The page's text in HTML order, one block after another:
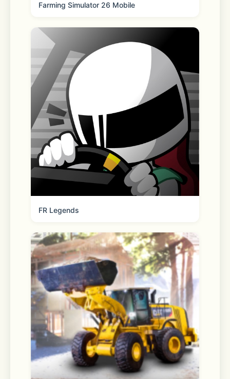
《暖暖环游世界》首创正统换装玩法与
RPG的完美融合！在环游世界的过程中不
断结识新朋友，挑战新关卡，寻找谜题的
答案，体验充满乐趣的剧情！接连不断的
任务关卡，暖暖必须要穿出合适的搭配才
能够继续前行。相信你也会从暖暖这里获
得对日常穿着搭配非常有用的参考哦！
在保持经典玩法的同时，暖暖也在不断推
陈出新。
2015年全球首发中日双语配音版本，日
史、泽城美雪、朴璐美、村川梨衣倾情加
盟，为《暖暖环游世界》献声配音。由他
们演绎的乔巴、皮卡丘、利威尔、神代利
世等知名角色，几乎覆盖了日本近年来最
受欢迎的动漫作品。超豪华声优阵容，带
你感受动漫原声视听盛宴！更有千套美装
更新上架，星座套装闪亮登场，十二星座
的神秘与华丽将在不久的将来为您一一呈
现。带上美丽去旅行,感受怦然心动的穿
搭体验！
Farming Simulator 26 Mobile
FR Legends